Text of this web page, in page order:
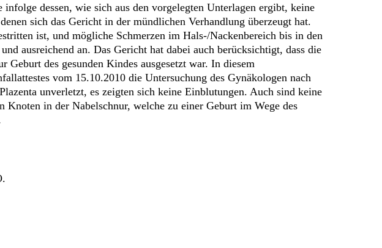
dessen, wie sich aus den vorgelegten Unterlagen ergibt, keine
sich das Gericht in der mündlichen Verhandlung überzeugt hat.
ist, und mögliche Schmerzen im Hals-/Nackenbereich bis in den
ausreichend an. Das Gericht hat dabei auch berücksichtigt, dass die
des gesunden Kindes ausgesetzt war. In diesem
vom 15.10.2010 die Untersuchung des Gynäkologen nach
unverletzt, es zeigten sich keine Einblutungen. Auch sind keine
in der Nabelschnur, welche zu einer Geburt im Wege des